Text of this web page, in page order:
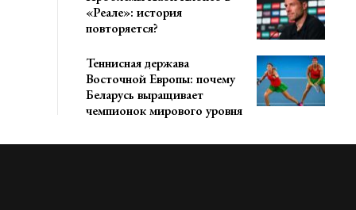
«Реале»: история
повторяется?
Теннисная держава
Восточной Европы: почему
Беларусь выращивает
чемпионок мирового уровня